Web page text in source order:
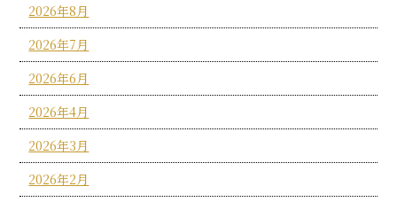
2026年8月
2026年7月
2026年6月
2026年4月
2026年3月
2026年2月